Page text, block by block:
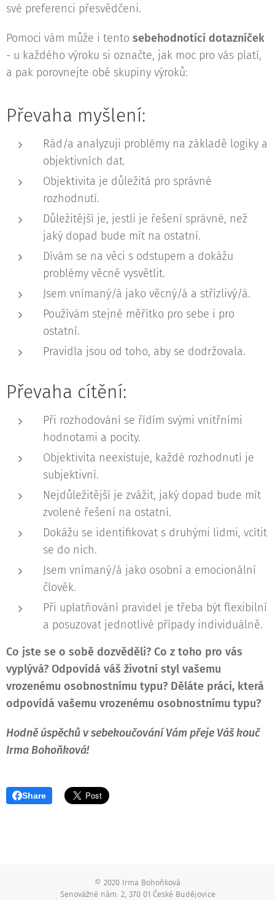
své preferenci přesvědčeni.
Pomoci vám může i tento sebehodnotící dotazníček
- u každého výroku si označte, jak moc pro vás platí,
a pak porovnejte obě skupiny výroků:
Převaha myšlení:
Rád/a analyzuji problémy na základě logiky a
objektivních dat.
Objektivita je důležitá pro správné
rozhodnutí.
Důležitější je, jestli je řešení správné, než
jaký dopad bude mít na ostatní.
Dívám se na věci s odstupem a dokážu
problémy věcně vysvětlit.
Jsem vnímaný/á jako věcný/á a střízlivý/á.
Používám stejné měřítko pro sebe i pro
ostatní.
Pravidla jsou od toho, aby se dodržovala.
Převaha cítění:
Při rozhodování se řídím svými vnitřními
hodnotami a pocity.
Objektivita neexistuje, každé rozhodnutí je
subjektivní.
Nejdůležitější je zvážit, jaký dopad bude mít
zvolené řešení na ostatní.
Dokážu se identifikovat s druhými lidmi, vcítit
se do nich.
Jsem vnímaný/á jako osobní a emocionální
člověk.
Při uplatňování pravidel je třeba být flexibilní
a posuzovat jednotlivé případy individuálně.
Co jste se o sobě dozvěděli? Co z toho pro vás
vyplývá? Odpovídá váš životní styl vašemu
vrozenému osobnostnímu typu? Děláte práci, která
odpovídá vašemu vrozenému osobnostnímu typu?
Hodně úspěchů v sebekoučování Vám přeje Váš kouč
Irma Bohoňková!
Share
© 2020 Irma Bohoňková
Senovážné nám. 2, 370 01 České Budějovice